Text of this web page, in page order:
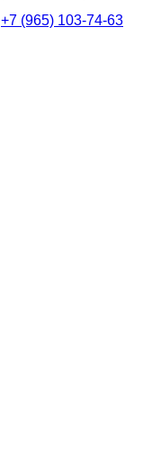
+7 (965) 103-74-63